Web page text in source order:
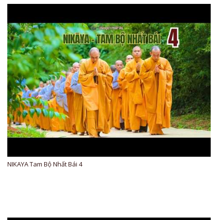
NIKAYA Tam Bộ Nhất Bái 4